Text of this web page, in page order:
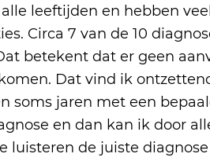
leeftijden en hebben
Circa 7 van de 10
betekent dat er geen
Dat vind ik
soms jaren met een
en dan kan ik door
luisteren de juiste